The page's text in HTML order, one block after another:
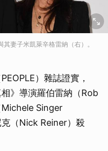
其妻子米凱萊辛格雷納（右）。
）雜誌證實，
相》導演羅伯雷納（Rob
Singer
（Nick Reiner）殺